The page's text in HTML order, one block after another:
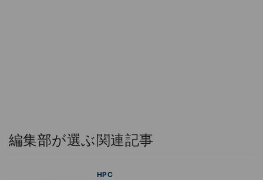
編集部が選ぶ関連記事
HPC